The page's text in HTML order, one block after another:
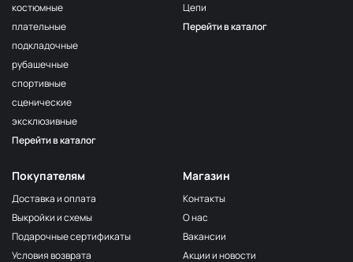
F257 Аквамарин
МП-20-F257
203/1
1Т.Бирюзовый
F254 Лагуна
4Св.Бирюзовый
F224/2
2Океанская
309/1 1Т.Серый
МП-20-309/1
F206 Бл.Бирюза
МП-20-F206
F321/1 Океан
МП-20-F321/1
191/2
костюмные
плательные
подкладочные
рубашечные
спортивные
сценические
эксклюзивные
Перейти в каталог
Цепи
Перейти в каталог
Покупателям
Доставка и оплата
Выкройки и схемы
Подарочные сертификаты
Условия возврата
Магазин
Контакты
О нас
Вакансии
Акции и новости